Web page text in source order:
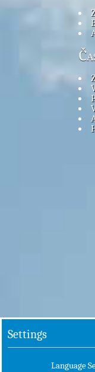
Settings
Language